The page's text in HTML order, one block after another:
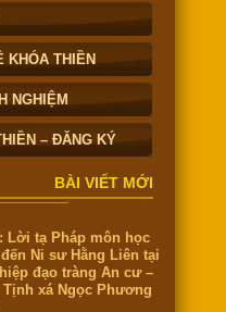
KHÓA THIỀN
NGHIỆM
– ĐĂNG KÝ
BÀI VIẾT MỚI
Lời tạ Pháp môn học
Ni sư Hằng Liên tại
đạo tràng An cư –
xá Ngọc Phương